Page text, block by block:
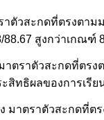
ตัวสะกดที่ตรงตา
สูงกว่าเกณฑ์
าตราตัวสะกดที่ต
ธิผลของการเรียน
มาตราตัวสะกดที่